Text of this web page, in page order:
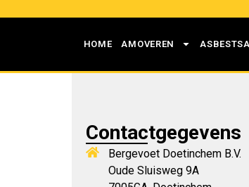
HOME AMOVEREN
Contactgegevens
Bergevoet Doetinchem B.V.
Oude Sluisweg 9A